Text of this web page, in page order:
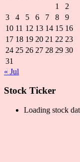
1
2
3
4 5 6 7 8
9
10 11 12 13 14 15 16
17 18 19 20 21 22 23
24 25 26 27 28 29 30
31
« Jul
Stock Ticker
Loading stock